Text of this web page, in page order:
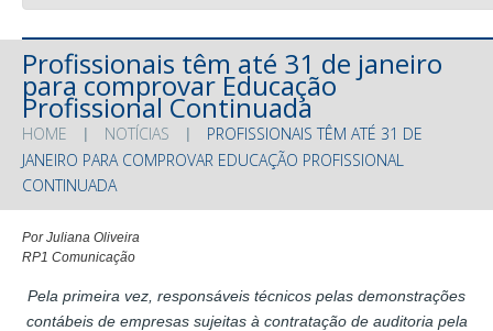
Profissionais têm até 31 de janeiro
para comprovar Educação
Profissional Continuada
HOME NOTÍCIAS
PROFISSIONAIS TÊM ATÉ 31 DE
JANEIRO PARA COMPROVAR EDUCAÇÃO PROFISSIONAL
CONTINUADA
Por Juliana Oliveira
RP1 Comunicação
Pela primeira vez, responsáveis técnicos pelas demonstrações
contábeis de empresas sujeitas à contratação de auditoria pela